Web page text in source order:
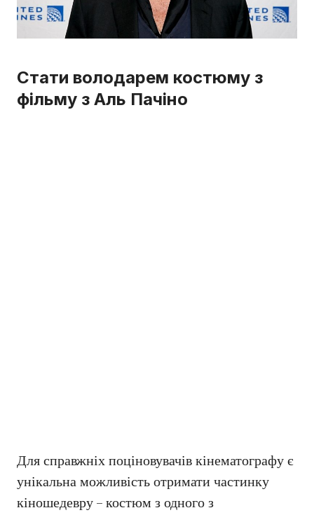
Стати володарем костюму з
фільму з Аль Пачіно
Для справжніх поціновувачів кінематографу є
унікальна можливість отримати частинку
кіношедевру – костюм з одного з